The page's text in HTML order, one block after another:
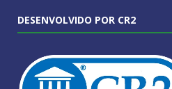
DESENVOLVIDO POR CR2